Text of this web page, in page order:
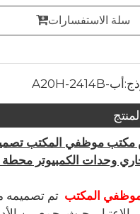
سلة الاستفسارات
أب-A20H-2414B
مكتب موظفي المكتب
وحدات الكمبيوتر
المكتب تم تصميمه